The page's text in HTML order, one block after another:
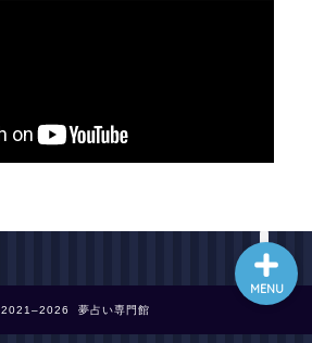
2021–2026 夢占い専門館
MENU
最新記事動画